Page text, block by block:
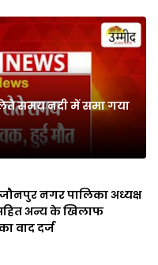
समय नदी में समा गया
नगर पालिका अध्यक्ष
अन्य के खिलाफ
वाद दर्ज